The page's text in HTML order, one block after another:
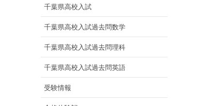
千葉県高校入試
千葉県高校入試過去問数学
千葉県高校入試過去問理科
千葉県高校入試過去問英語
受験情報